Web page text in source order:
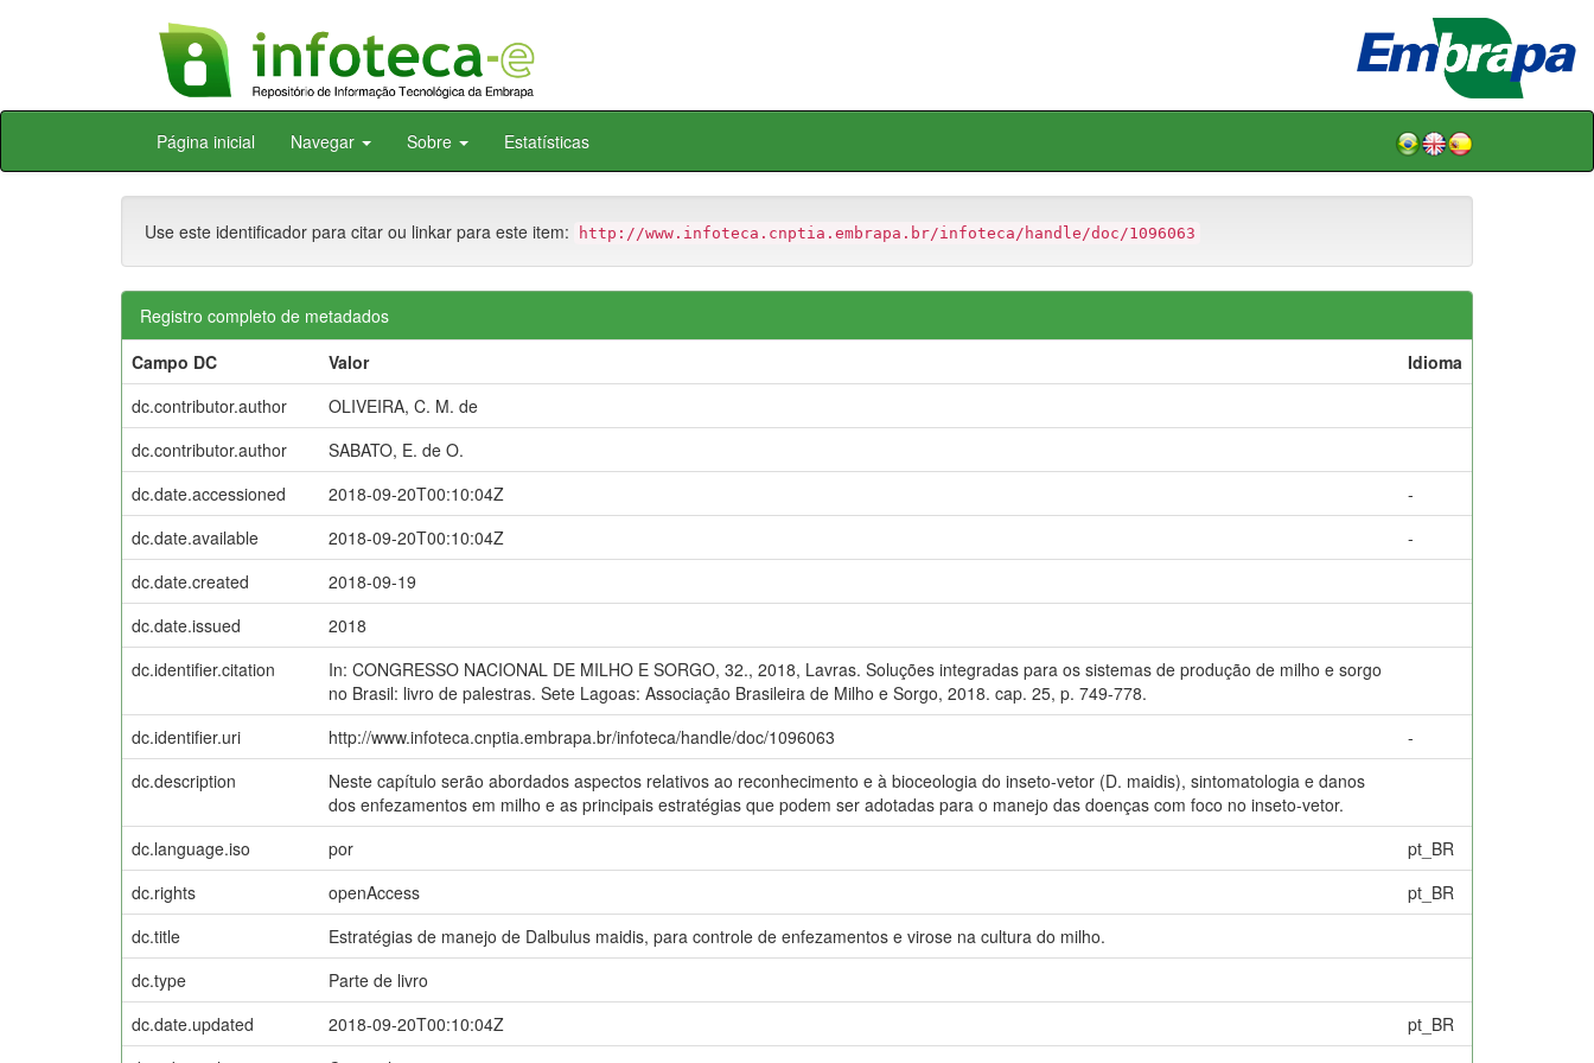
Skip
Página inicial Navegar Sobre Estatísticas
Use este identificador para citar ou linkar para este item: http://www.infoteca.cnptia.embrapa.br/infoteca/handle/doc/1096063
Registro completo de metadados
Campo DC
Valor
Idioma
dc.contributor.author
OLIVEIRA, C. M. de
dc.contributor.author
SABATO, E. de O.
dc.date.accessioned
2018-09-20T00:10:04Z
-
dc.date.available
2018-09-20T00:10:04Z
-
dc.date.created
2018-09-19
dc.date.issued
2018
dc.identifier.citation
In: CONGRESSO NACIONAL DE MILHO E SORGO, 32., 2018, Lavras. Soluções integradas para os sistemas de produção de milho e sorgo
no Brasil: livro de palestras. Sete Lagoas: Associação Brasileira de Milho e Sorgo, 2018. cap. 25, p. 749-778.
dc.identifier.uri
http://www.infoteca.cnptia.embrapa.br/infoteca/handle/doc/1096063
-
dc.description
Neste capítulo serão abordados aspectos relativos ao reconhecimento e à bioceologia do inseto-vetor (D. maidis), sintomatologia e danos
dos enfezamentos em milho e as principais estratégias que podem ser adotadas para o manejo das doenças com foco no inseto-vetor.
dc.language.iso
por
pt_BR
dc.rights
openAccess
pt_BR
dc.title
Estratégias de manejo de Dalbulus maidis, para controle de enfezamentos e virose na cultura do milho.
dc.type
Parte de livro
dc.date.updated
2018-09-20T00:10:04Z
pt_BR